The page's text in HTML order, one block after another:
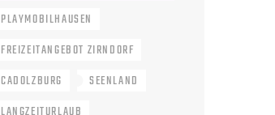
PLAYMOBILHAUSEN
FREIZEITANGEBOT ZIRNDORF
CADOLZBURG
SEENLAND